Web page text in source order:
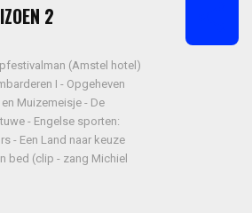
2
(Amstel hotel)
I - Opgeheven
Muizemeisje - De
- Engelse sporten:
- Een Land naar keuze
bed (clip - zang Michiel